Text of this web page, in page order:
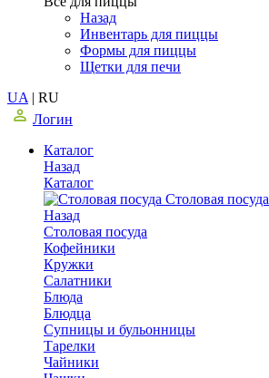
Назад
Инвентарь для пиццы
Формы для пиццы
Щетки для печи
UA | RU
Логин
Каталог
Назад
Каталог
Столовая посуда
Назад
Столовая посуда
Кофейники
Кружки
Салатники
Блюда
Блюдца
Супницы и бульонницы
Тарелки
Чайники